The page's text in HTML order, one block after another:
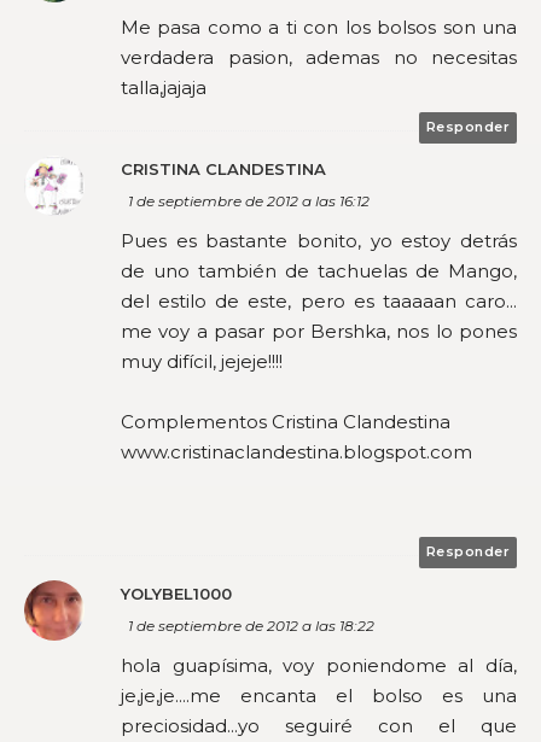
Me pasa como a ti con los bolsos son una
verdadera pasion, ademas no necesitas
talla,jajaja
Responder
CRISTINA CLANDESTINA
1 de septiembre de 2012 a las 16:12
Pues es bastante bonito, yo estoy detrás
de uno también de tachuelas de Mango,
del estilo de este, pero es taaaaan caro...
me voy a pasar por Bershka, nos lo pones
muy difícil, jejeje!!!!
Complementos Cristina Clandestina
www.cristinaclandestina.blogspot.com
Responder
YOLYBEL1000
1 de septiembre de 2012 a las 18:22
hola guapísima, voy poniendome al día,
je,je,je....me encanta el bolso es una
preciosidad...yo seguiré con el que